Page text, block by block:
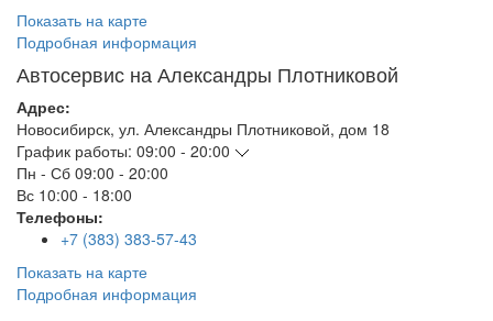
Показать на карте
Подробная информация
Автосервис на Александры Плотниковой
Адрес:
Новосибирск, ул. Александры Плотниковой, дом 18
График работы: 09:00 - 20:00
Пн - Сб 09:00 - 20:00
Вс 10:00 - 18:00
Телефоны:
+7 (383) 383-57-43
Показать на карте
Подробная информация